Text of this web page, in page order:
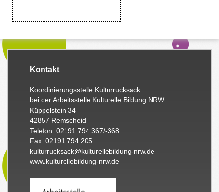
Kontakt
Koordinierungsstelle Kulturrucksack
bei der Arbeitsstelle Kulturelle Bildung NRW
Küppelstein 34
42857 Remscheid
Telefon: 02191 794 367/-368
Fax: 02191 794 205
kulturrucksack@kulturellebildung-nrw.de
www.kulturellebildung-nrw.de